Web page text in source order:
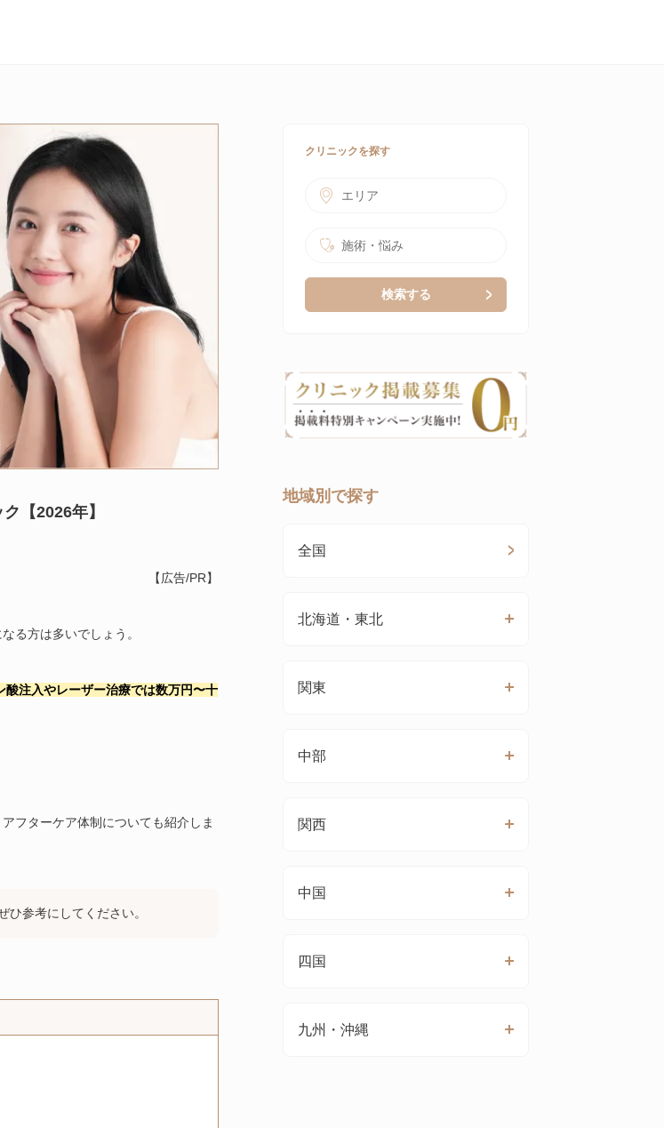
【2026年】
【広告/PR】
る方は多いでしょう。
酸注入やレーザー治療では数万円〜十
フターケア体制についても紹介しま
参考にしてください。
クリニックを探す
エリア
施術・悩み
検索する
地域別で探す
全国
北海道・東北
関東
中部
関西
中国
四国
九州・沖縄